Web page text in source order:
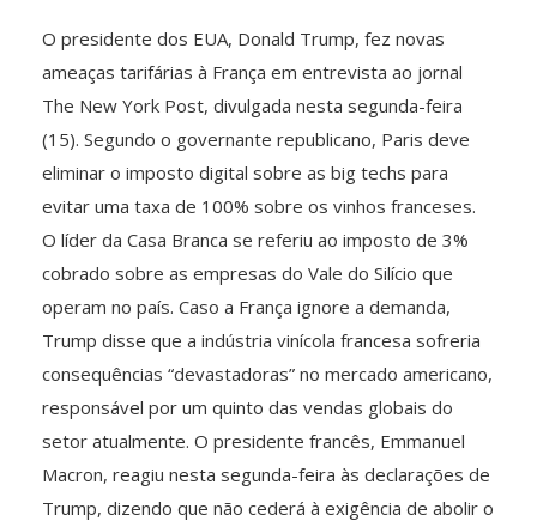
O presidente dos EUA, Donald Trump, fez novas
ameaças tarifárias à França em entrevista ao jornal
The New York Post, divulgada nesta segunda-feira
(15). Segundo o governante republicano, Paris deve
eliminar o imposto digital sobre as big techs para
evitar uma taxa de 100% sobre os vinhos franceses.
O líder da Casa Branca se referiu ao imposto de 3%
cobrado sobre as empresas do Vale do Silício que
operam no país. Caso a França ignore a demanda,
Trump disse que a indústria vinícola francesa sofreria
consequências “devastadoras” no mercado americano,
responsável por um quinto das vendas globais do
setor atualmente. O presidente francês, Emmanuel
Macron, reagiu nesta segunda-feira às declarações de
Trump, dizendo que não cederá à exigência de abolir o